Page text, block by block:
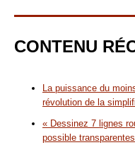
CONTENU
La puissance du
révolution de la
« Dessinez 7 lignes
possible